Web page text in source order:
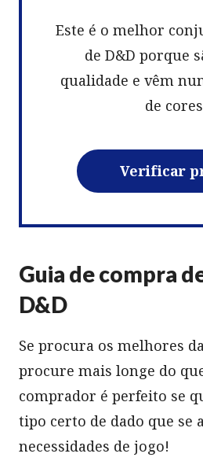
Este é o melhor
de D&D porque
qualidade e vêm
de
Verificar
Guia de compra
D&D
Se procura os melhores
procure mais longe do
comprador é perfeito se
tipo certo de dado que se
necessidades de jogo!